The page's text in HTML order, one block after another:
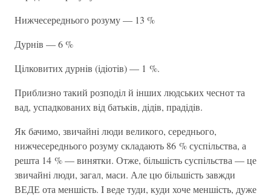
Нижчесереднього розуму — 13 %
Дурнiв — 6 %
Цiлковитих дурнiв (iдiотiв) — 1 %.
Приблизно такий розподiл й iнших людських чеснот та
вад, успадкованих вiд батькiв, дiдiв, прадiдiв.
Як бачимо, звичайнi люди великого, середнього,
нижчесереднього розуму складають 86 % суспiльства, а
решта 14 % — винятки. Отже, бiльшiсть суспiльства — це
звичайнi люди, загал, маси. Але цю бiльшiсть завжди
ВЕДЕ ота меншiсть. I веде туди, куди хоче меншiсть, дуже